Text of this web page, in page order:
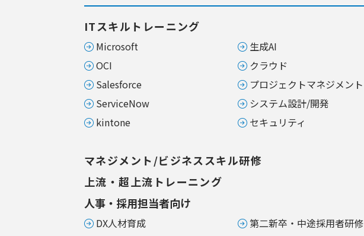
ITスキルトレーニング
Microsoft
OCI
Salesforce
ServiceNow
kintone
生成AI
クラウド
プロジェクトマネジメント
システム設計/開発
セキュリティ
マネジメント/ビジネススキル研修
上流・超上流トレーニング
人事・採用担当者向け
DX人材育成
第二新卒・中途採用者研修